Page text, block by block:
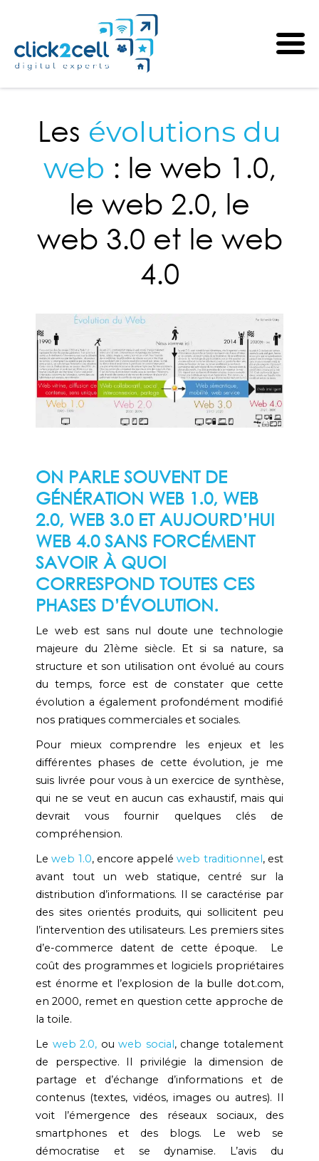
Les évolutions du
web : le web 1.0,
le web 2.0, le
web 3.0 et le web
4.0
ON PARLE SOUVENT DE
GÉNÉRATION WEB 1.0, WEB
2.0, WEB 3.0 ET AUJOURD’HUI
WEB 4.0 SANS FORCÉMENT
SAVOIR À QUOI
CORRESPOND TOUTES CES
PHASES D’ÉVOLUTION.
Le web est sans nul doute une technologie
majeure du 21ème siècle. Et si sa nature, sa
structure et son utilisation ont évolué au cours
du temps, force est de constater que cette
évolution a également profondément modifié
nos pratiques commerciales et sociales.
Pour mieux comprendre les enjeux et les
différentes phases de cette évolution, je me
suis livrée pour vous à un exercice de synthèse,
qui ne se veut en aucun cas exhaustif, mais qui
devrait vous fournir quelques clés de
compréhension.
Leweb 1.0, encore appeléweb traditionnel, est
avant tout un web statique, centré sur la
distribution d’informations. Il se caractérise par
des sites orientés produits, qui sollicitent peu
l’intervention des utilisateurs. Les premiers sites
d’e-commerce datent de cette époque. Le
coût des programmes et logiciels propriétaires
est énorme et l’explosion de la bulle dot.com,
en 2000, remet en question cette approche de
la toile.
Le web 2.0, ouweb social, change totalement
de perspective. Il privilégie la dimension de
partage et d’échange d’informations et de
contenus (textes, vidéos, images ou autres). Il
voit l’émergence des réseaux sociaux, des
smartphones et des blogs. Le web se
démocratise et se dynamise. L’avis du